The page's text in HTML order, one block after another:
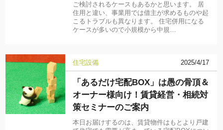
ご検討されるケースもあるかと思います。 居
住用と違い、事業用では借主が求めるものや起
こるトラブルも異なります。 住宅併用になる
ケースが多いので小規模から中規…
住宅設備 2025/4/17
「あるだけ宅配BOX」は愚の骨頂＆
オーナー様向け！賃貸経営・相続対
策セミナーのご案内
本日お届けするのは、賃貸物件はもとより戸建